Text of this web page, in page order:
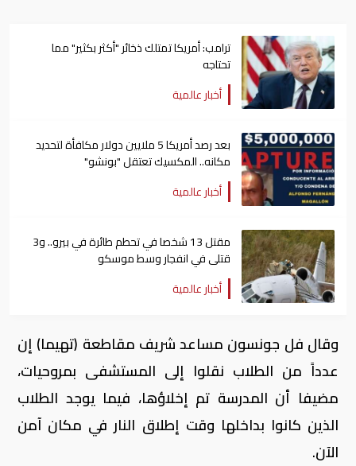
ترامب: أمريكا تمتلك ذخائر "أكثر بكثير" مما
تحتاجه
أخبار عالمية
بعد رصد أمريكا 5 ملايين دولار مكافأة لتحديد
مكانه.. المكسيك تعتقل "بونشو"
أخبار عالمية
مقتل 13 شخصا في تحطم طائرة في بيرو.. و3
قتلى في انفجار وسط موسكو
أخبار عالمية
وقال فل جونسون مساعد شريف مقاطعة (تهيما) إن
عدداً من الطلاب نقلوا إلى المستشفى بمروحيات،
مضيفا أن المدرسة تم إخلاؤها، فيما يوجد الطلاب
الذين كانوا بداخلها وقت إطلاق النار في مكان آمن
الآن.